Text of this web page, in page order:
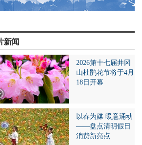
新闻
2026第十七届井冈
山杜鹃花节将于4月
18日开幕
以春为媒 暖意涌动
——盘点清明假日
消费新亮点